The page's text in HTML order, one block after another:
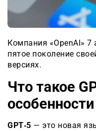
Компания «OpenAI» 7
пятое поколение
версиях.
Что такое
особенности
GPT‑5 — это новая